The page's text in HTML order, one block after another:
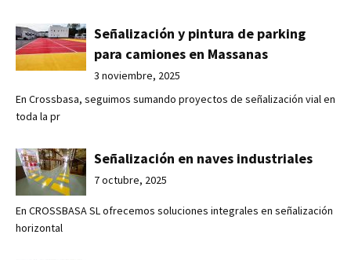
Señalización y pintura de parking
para camiones en Massanas
3 noviembre, 2025
En Crossbasa, seguimos sumando proyectos de señalización vial en
toda la pr
Señalización en naves industriales
7 octubre, 2025
En CROSSBASA SL ofrecemos soluciones integrales en señalización
horizontal